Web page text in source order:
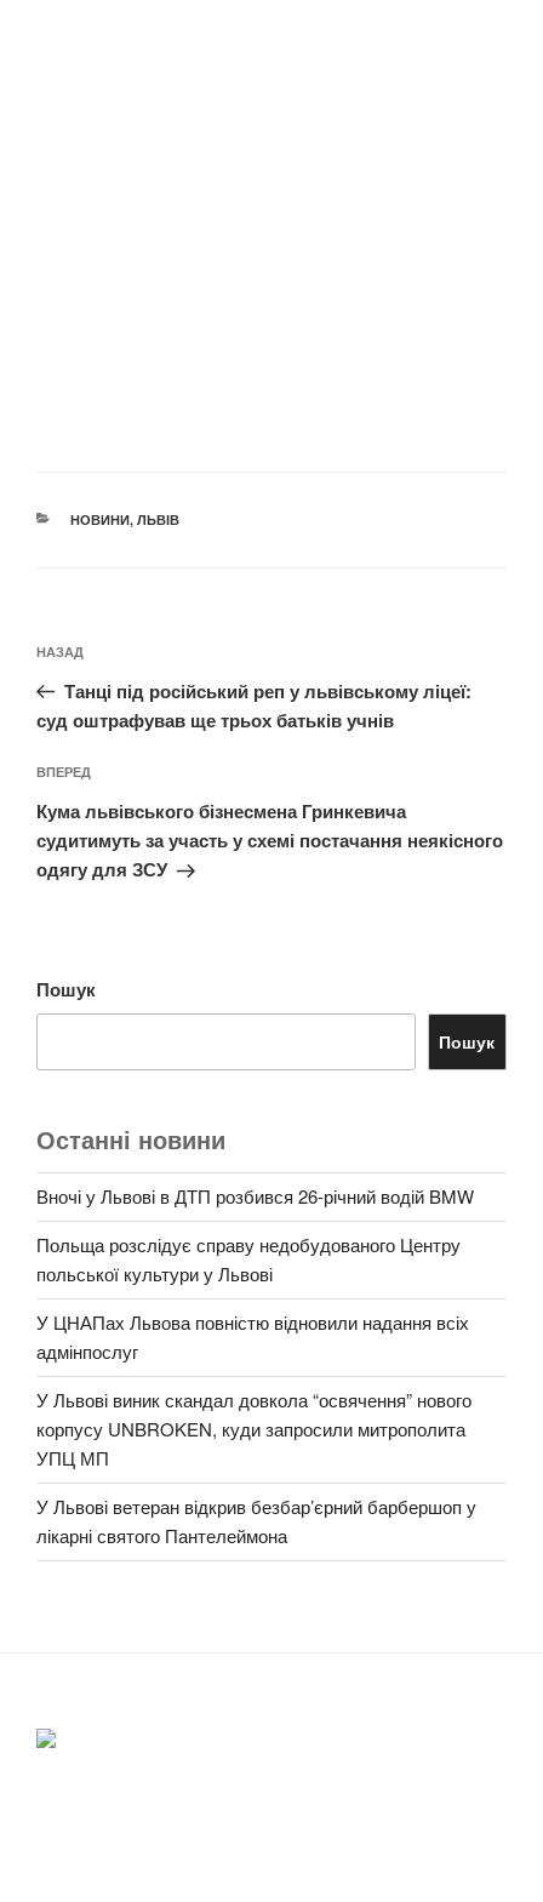
КАТЕГОРІЇ
НОВИНИ, ЛЬВІВ
записів
Попередній
запис:
НАЗАД
Танці під російський реп у львівському ліцеї:
суд оштрафував ще трьох батьків учнів
Наступний
запис
ВПЕРЕД
Кума львівського бізнесмена Гринкевича
судитимуть за участь у схемі постачання неякісного
одягу для ЗСУ
Пошук
Пошук
Останні новини
Вночі у Львові в ДТП розбився 26-річний водій BMW
Польща розслідує справу недобудованого Центру
польської культури у Львові
У ЦНАПах Львова повністю відновили надання всіх
адмінпослуг
У Львові виник скандал довкола “освячення” нового
корпусу UNBROKEN, куди запросили митрополита
УПЦ МП
У Львові ветеран відкрив безбар’єрний барбершоп у
лікарні святого Пантелеймона